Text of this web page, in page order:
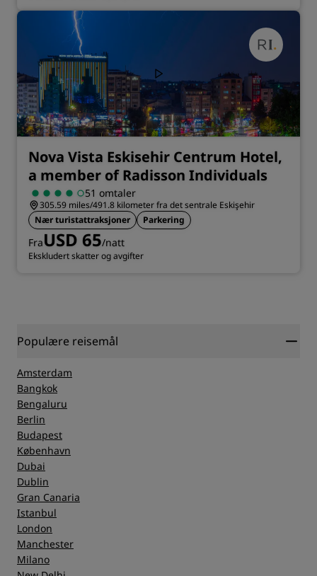
Nova Vista Eskisehir Centrum Hotel,
a member of Radisson Individuals
51 omtaler
305.59 miles/491.8 kilometer fra det sentrale Eskişehir
Nær turistattraksjoner
Parkering
FraUSD 65/natt
Ekskludert skatter og avgifter
Populære reisemål
Amsterdam
Bangkok
Bengaluru
Berlin
Budapest
København
Dubai
Dublin
Gran Canaria
Istanbul
London
Manchester
Milano